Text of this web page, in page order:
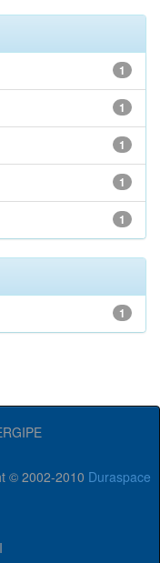
1
1
1
1
1
1
© 2002-2010 Duraspace